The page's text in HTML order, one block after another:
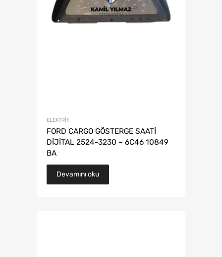
ELEKTRIK
FORD CARGO GÖSTERGE SAATİ
DİJİTAL 2524-3230 – 6C46 10849
BA
Devamını oku